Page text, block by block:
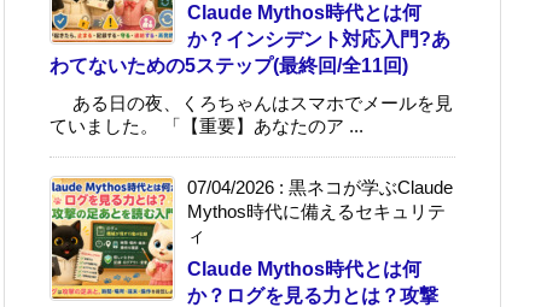
Claude Mythos時代とは何
か？インシデント対応入門?あ
わてないための5ステップ(最終回/全11回)
ある日の夜、くろちゃんはスマホでメールを見
ていました。 「【重要】あなたのア ...
07/04/2026 : 黒ネコが学ぶClaude
Mythos時代に備えるセキュリテ
ィ
Claude Mythos時代とは何
か？ログを見る力とは？攻撃